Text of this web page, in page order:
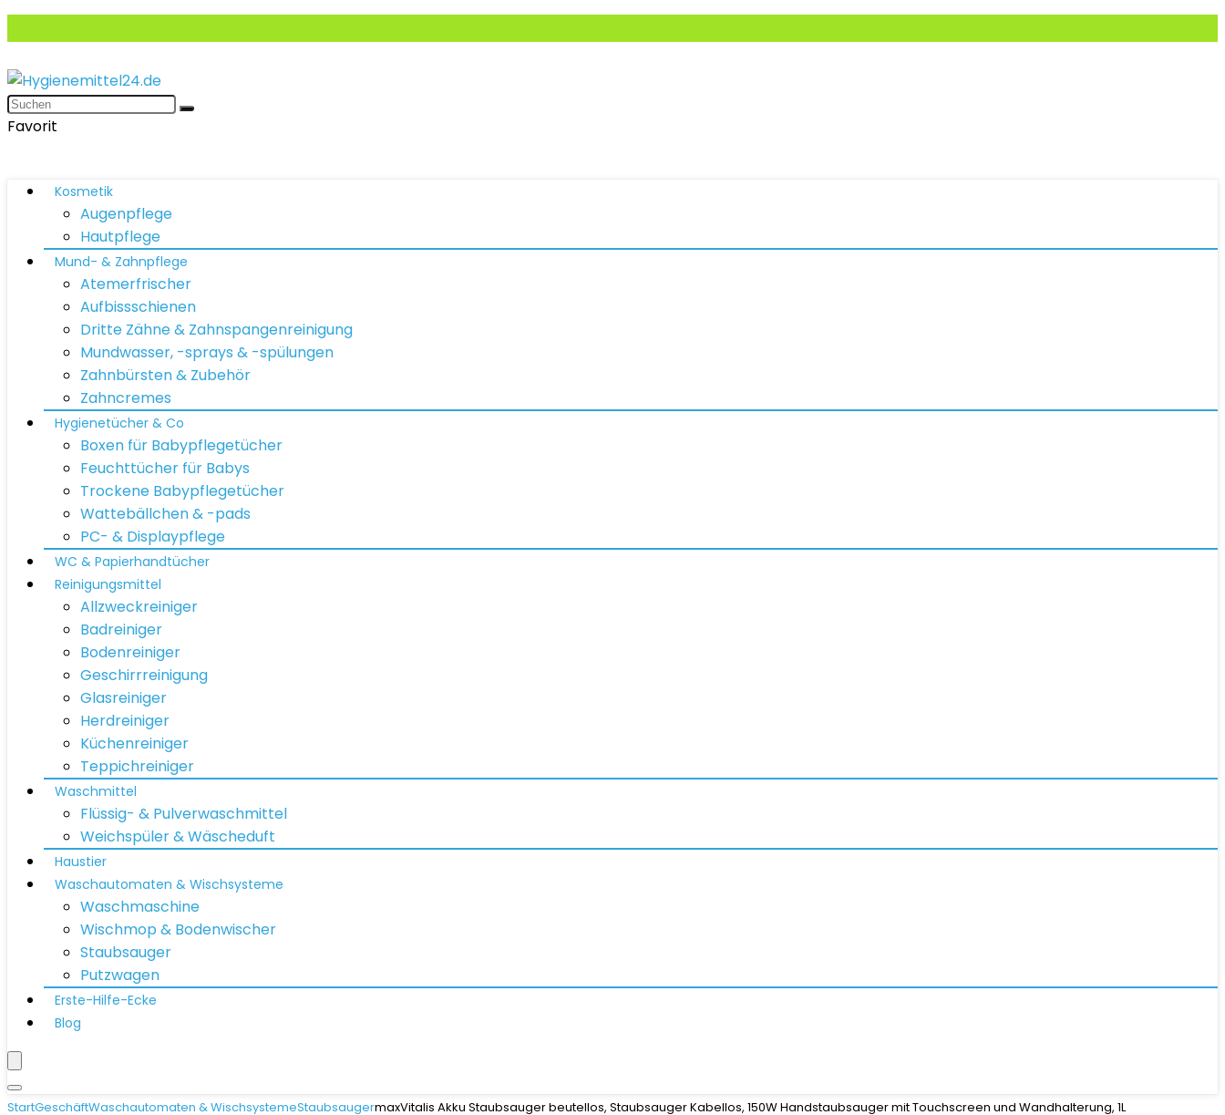
Favorit
Kosmetik
Augenpflege
Hautpflege
Mund- & Zahnpflege
Atemerfrischer
Aufbissschienen
Dritte Zähne & Zahnspangenreinigung
Mundwasser, -sprays & -spülungen
Zahnbürsten & Zubehör
Zahncremes
Hygienetücher & Co
Boxen für Babypflegetücher
Feuchttücher für Babys
Trockene Babypflegetücher
Wattebällchen & -pads
PC- & Displaypflege
WC & Papierhandtücher
Reinigungsmittel
Allzweckreiniger
Badreiniger
Bodenreiniger
Geschirrreinigung
Glasreiniger
Herdreiniger
Küchenreiniger
Teppichreiniger
Waschmittel
Flüssig- & Pulverwaschmittel
Weichspüler & Wäscheduft
Haustier
Waschautomaten & Wischsysteme
Waschmaschine
Wischmop & Bodenwischer
Staubsauger
Putzwagen
Erste-Hilfe-Ecke
Blog
StartGeschäftWaschautomaten & WischsystemeStaubsaugermaxVitalis Akku Staubsauger beutellos, Staubsauger Kabellos, 150W Handstaubsauger mit Touchscreen und Wandhalterung, 1L